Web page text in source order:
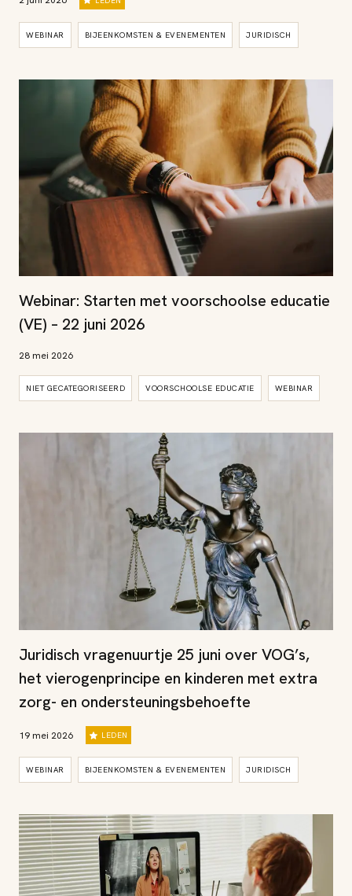
WEBINAR BIJEENKOMSTEN & EVENEMENTEN JURIDISCH
Webinar: Starten met voorschoolse educatie
(VE) – 22 juni 2026
28 mei 2026
NIET GECATEGORISEERD VOORSCHOOLSE EDUCATIE WEBINAR
Juridisch vragenuurtje 25 juni over VOG’s,
het vierogenprincipe en kinderen met extra
zorg- en ondersteuningsbehoefte
19 mei 2026 LEDEN
WEBINAR BIJEENKOMSTEN & EVENEMENTEN JURIDISCH